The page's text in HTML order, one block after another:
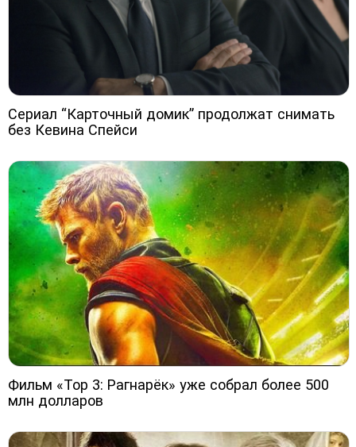
Сериал “Карточный домик” продолжат снимать
без Кевина Спейси
Фильм «Тор 3: Рагнарёк» уже собрал более 500
млн долларов